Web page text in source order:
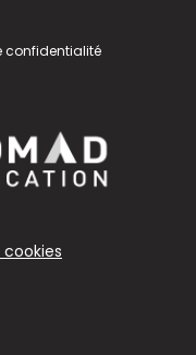
confidentialité